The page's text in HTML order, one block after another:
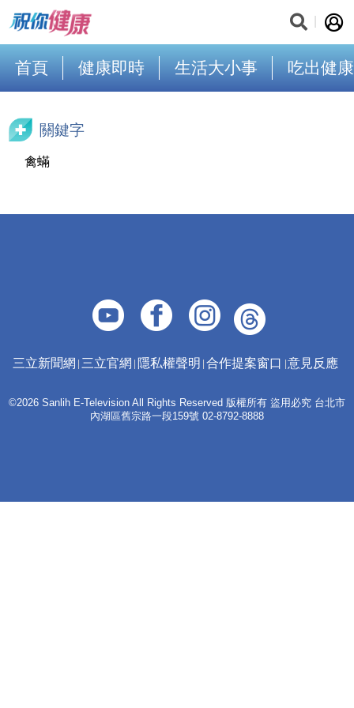
首頁 健康即時 生活大小事 吃出健康
關鍵字
禽蟎
三立新聞網 三立官網 隱私權聲明 合作提案窗口 意見反應
©2026 Sanlih E-Television All Rights Reserved 版權所有 盜用必究 台北市
內湖區舊宗路一段159號 02-8792-8888